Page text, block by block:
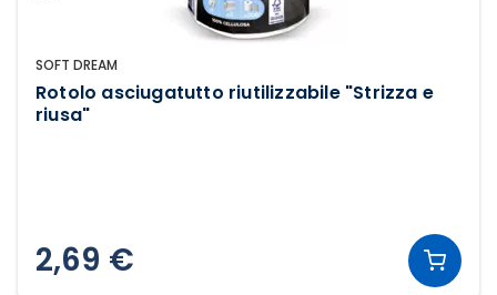
SOFT DREAM
Rotolo asciugatutto riutilizzabile "Strizza e
riusa"
2,69 €